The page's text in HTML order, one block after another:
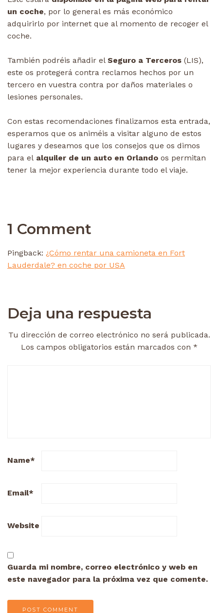
un coche, por lo general es más económico
adquirirlo por internet que al momento de recoger el
coche.
También podréis añadir el Seguro a Terceros (LIS),
este os protegerá contra reclamos hechos por un
tercero en vuestra contra por daños materiales o
lesiones personales.
Con estas recomendaciones finalizamos esta entrada,
esperamos que os animéis a visitar alguno de estos
lugares y deseamos que los consejos que os dimos
para el alquiler de un auto en Orlando os permitan
tener la mejor experiencia durante todo el viaje.
1 Comment
Pingback: ¿Cómo rentar una camioneta en Fort
Lauderdale? en coche por USA
Deja una respuesta
Tu dirección de correo electrónico no será publicada.
Los campos obligatorios están marcados con *
Name*
Email*
Website
Guarda mi nombre, correo electrónico y web en
este navegador para la próxima vez que comente.